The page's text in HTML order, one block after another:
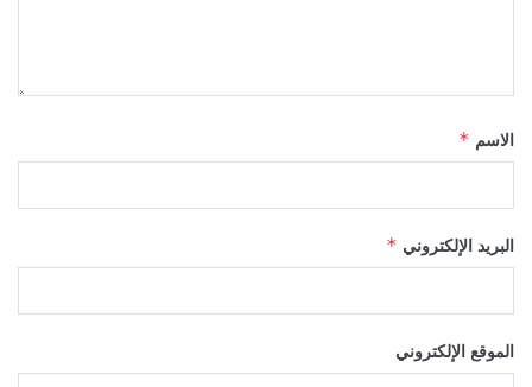
الاسم *
البريد الإلكتروني *
الموقع الإلكتروني